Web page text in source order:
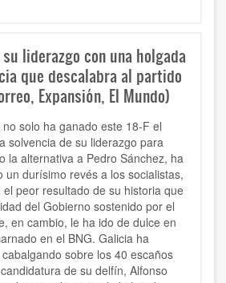
liderazgo con una holgada
que descalabra al partido
Expansión, El Mundo)
no solo ha ganado este 18-F el
solvencia de su liderazgo para
la alternativa a Pedro Sánchez, ha
un durísimo revés a los socialistas,
peor resultado de su historia que
del Gobierno sostenido por el
en cambio, le ha ido de dulce en
en el BNG. Galicia ha
sobre los 40 escaños
de su delfín, Alfonso